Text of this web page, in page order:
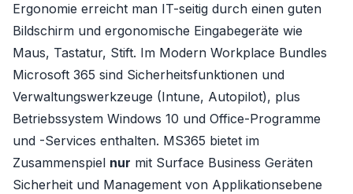
Ergonomie erreicht man IT-seitig durch einen guten
Bildschirm und ergonomische Eingabegeräte wie
Maus, Tastatur, Stift. Im Modern Workplace Bundles
Microsoft 365 sind Sicherheitsfunktionen und
Verwaltungswerkzeuge (Intune, Autopilot), plus
Betriebssystem Windows 10 und Office-Programme
und -Services enthalten. MS365 bietet im
Zusammenspiel nur mit Surface Business Geräten
Sicherheit und Management von Applikationsebene